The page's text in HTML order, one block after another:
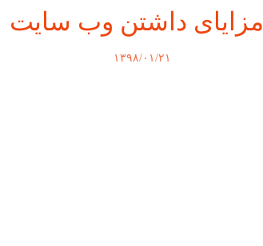
مزایای داشتن وب سایت
۱۳۹۸/۰۱/۲۱